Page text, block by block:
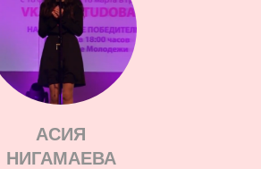
АСИЯ
НИГАМАЕВА